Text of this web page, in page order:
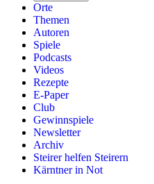
Orte
Themen
Autoren
Spiele
Podcasts
Videos
Rezepte
E-Paper
Club
Gewinnspiele
Newsletter
Archiv
Steirer helfen Steirern
Kärntner in Not